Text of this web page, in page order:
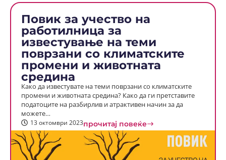
Повик за учество на
работилница за
известување на теми
поврзани со климатските
промени и животната
средина
Како да известувате на теми поврзани со климатските
промени и животната средина? Како да ги претставите
податоците на разбирлив и атрактивен начин за да
можете…
13 октомври 2023прочитај повеќе